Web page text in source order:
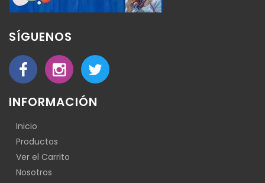
SÍGUENOS
INFORMACIÓN
Inicio
Productos
Ver el Carrito
Nosotros